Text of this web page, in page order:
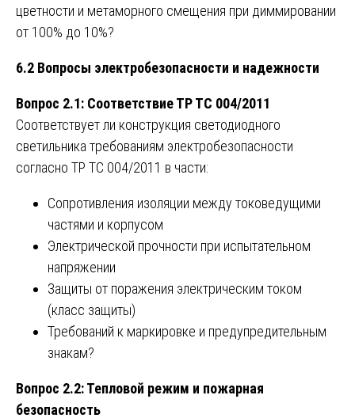
цветности и метаморного смещения при диммировании
от 100% до 10%?
6.2 Вопросы электробезопасности и надежности
Вопрос 2.1: Соответствие ТР ТС 004/2011
Соответствует ли конструкция светодиодного
светильника требованиям электробезопасности
согласно ТР ТС 004/2011 в части:
Сопротивления изоляции между токоведущими
частями и корпусом
Электрической прочности при испытательном
напряжении
Защиты от поражения электрическим током
(класс защиты)
Требований к маркировке и предупредительным
знакам?
Вопрос 2.2: Тепловой режим и пожарная
безопасность